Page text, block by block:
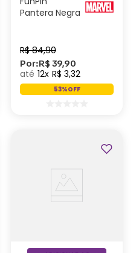
Pantera Negra
R$ 84,90
Por:R$ 39,90
12 R$ 3,32
53%OFF